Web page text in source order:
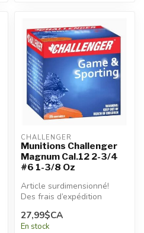
CHALLENGER
Munitions Challenger
Magnum Cal.12 2-3/4
#6 1-3/8 Oz
Article surdimensionné!
Des frais d’expédition
appliqués.
27,99$CA
En stock